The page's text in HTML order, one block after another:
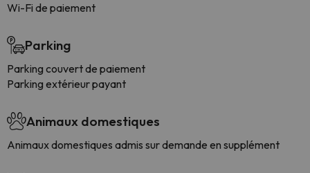
Wi-Fi de paiement
Parking
Parking couvert de paiement
Parking extérieur payant
Animaux domestiques
Animaux domestiques admis sur demande en supplément